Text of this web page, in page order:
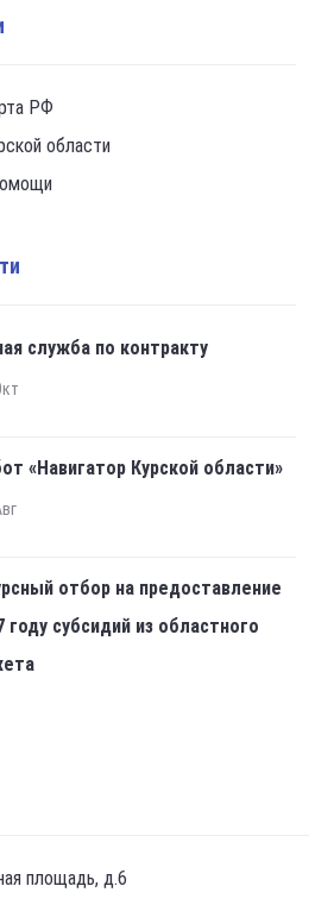
РФ
области
служба по контракту
«Навигатор Курской области»
отбор на предоставление
году субсидий из областного
площадь, д.6